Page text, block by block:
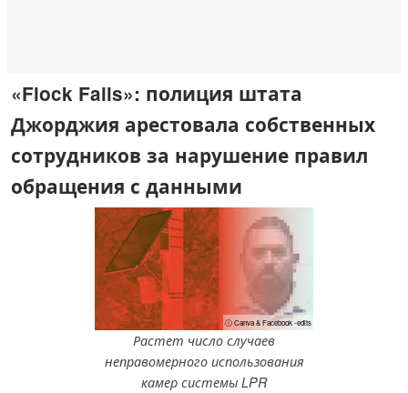
«Flock Fails»: полиция штата
Джорджия арестовала собственных
сотрудников за нарушение правил
обращения с данными
ⓘ Canva & Facebook -edits
Растет число случаев
неправомерного использования
камер системы LPR